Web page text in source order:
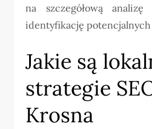
na szczegółową
identyfikację potencjalnych
Jakie są
strategie
Krosna